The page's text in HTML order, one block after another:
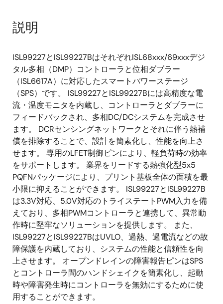
説明
ISL99227とISL99227BはそれぞれISL68xxx/69xxxデジ
タル多相（DMP）コントローラと位相ダブラー
（ISL6617A）に対応したスマートパワーステージ
（SPS）です。 ISL99227とISL99227Bには高精度な電
流・温度モニタを内蔵し、コントローラとダブラーに
フィードバックされ、多相DC/DCシステムを完成させ
ます。 DCRセンシングネットワークとそれに伴う熱補
償を排除することで、設計を簡素化し、性能を向上さ
せます。 専用のLFET制御ピンにより、軽負荷時の効率
をサポートします。 業界をリードする熱強化型5x5
PQFNパッケージにより、プリント基板全体の面積を最
小限に抑えることができます。 ISL99227とISL99227B
は3.3V対応、5.0V対応のトライステートPWM入力を備
えており、多相PWMコントローラと連携して、異常動
作時に堅牢なソリューションを提供します。 また、
ISL99227とISL99227BはUVLO、過熱、過電流などの故
障保護を内蔵しており、システムの性能と信頼性を向
上させます。 オープンドレインの障害報告ピンはSPS
とコントローラ間のハンドシェイクを簡素化し、起動
時や障害発生時にコントローラを無効にするために使
用することができます。